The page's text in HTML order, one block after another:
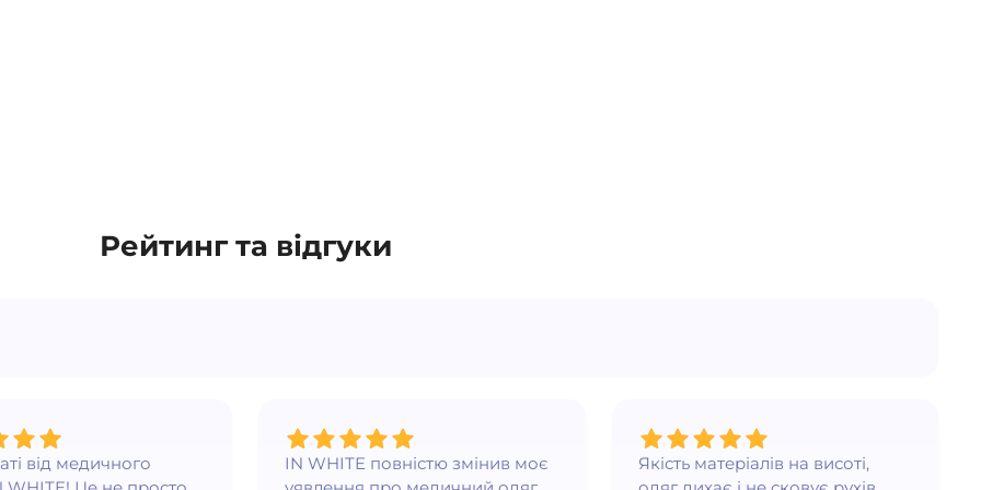
Рейтинг та відгуки
від медичного
IN WHITE повністю змінив моє
Якість матеріалів на висоті,